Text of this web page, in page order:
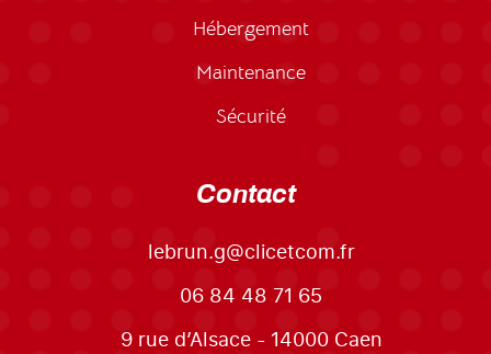
Hébergement
Maintenance
Sécurité
Contact
lebrun.g@clicetcom.fr
06 84 48 71 65
9 rue d’Alsace - 14000 Caen